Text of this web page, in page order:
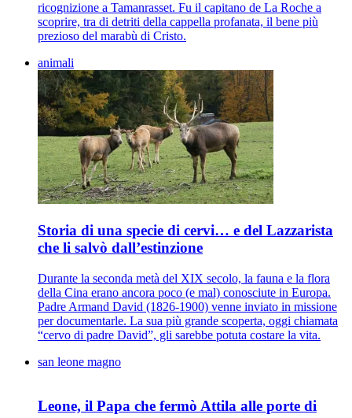
ricognizione a Tamanrasset. Fu il capitano de La Roche a
scoprire, tra di detriti della cappella profanata, il bene più
prezioso del marabù di Cristo.
animali
Storia di una specie di cervi… e del Lazzarista
che li salvò dall’estinzione
Durante la seconda metà del XIX secolo, la fauna e la flora
della Cina erano ancora poco (e mal) conosciute in Europa.
Padre Armand David (1826-1900) venne inviato in missione
per documentarle. La sua più grande scoperta, oggi chiamata
“cervo di padre David”, gli sarebbe potuta costare la vita.
san leone magno
Leone, il Papa che fermò Attila alle porte di